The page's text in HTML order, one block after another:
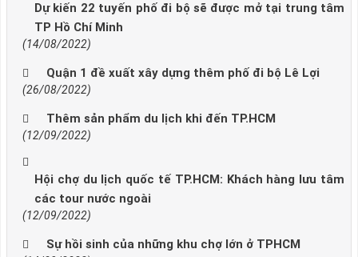
Dự kiến 22 tuyến phố đi bộ sẽ được mở tại trung tâm
TP Hồ Chí Minh
(14/08/2022)
Quận 1 đề xuất xây dựng thêm phố đi bộ Lê Lợi
(26/08/2022)
Thêm sản phẩm du lịch khi đến TP.HCM
(12/09/2022)
Hội chợ du lịch quốc tế TP.HCM: Khách hàng lưu tâm
các tour nước ngoài
(12/09/2022)
Sự hồi sinh của những khu chợ lớn ở TPHCM